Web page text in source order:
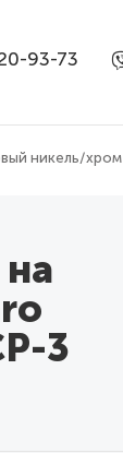
93-73
никель/хром
3